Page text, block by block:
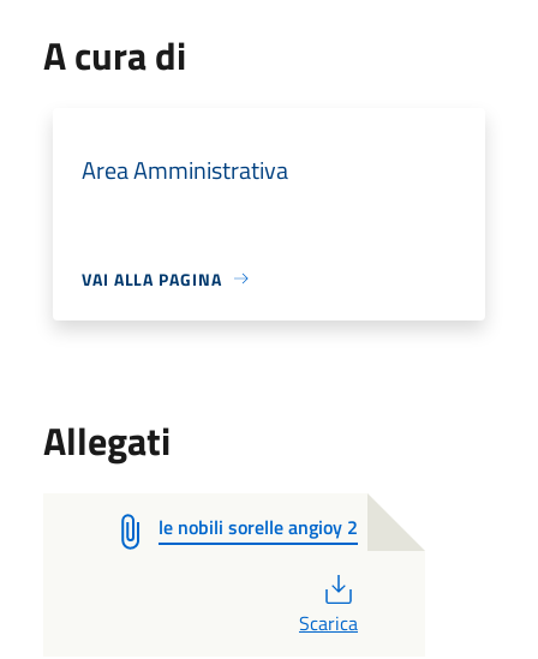
A cura di
Area Amministrativa
VAI ALLA PAGINA
Allegati
le nobili sorelle angioy 2
Scarica